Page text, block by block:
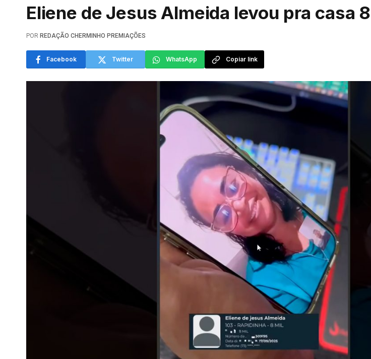
Eliene de Jesus Almeida levou pra casa
POR REDAÇÃO CHERMINHO PREMIAÇÕES
Facebook Twitter WhatsApp Copiar link